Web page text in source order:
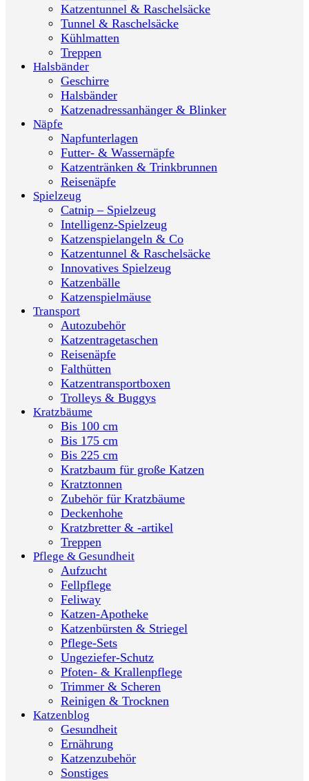
Katzentunnel & Raschelsäcke
Tunnel & Raschelsäcke
Kühlmatten
Treppen
Halsbänder
Geschirre
Halsbänder
Katzenadressanhänger & Blinker
Näpfe
Napfunterlagen
Futter- & Wassernäpfe
Katzentränken & Trinkbrunnen
Reisenäpfe
Spielzeug
Catnip – Spielzeug
Intelligenz-Spielzeug
Katzenspielangeln & Co
Katzentunnel & Raschelsäcke
Innovatives Spielzeug
Katzenbälle
Katzenspielmäuse
Transport
Autozubehör
Katzentragetaschen
Reisenäpfe
Falthütten
Katzentransportboxen
Trolleys & Buggys
Kratzbäume
Bis 100 cm
Bis 175 cm
Bis 225 cm
Kratzbaum für große Katzen
Kratztonnen
Zubehör für Kratzbäume
Deckenhohe
Kratzbretter & -artikel
Treppen
Pflege & Gesundheit
Aufzucht
Fellpflege
Feliway
Katzen-Apotheke
Katzenbürsten & Striegel
Pflege-Sets
Ungeziefer-Schutz
Pfoten- & Krallenpflege
Trimmer & Scheren
Reinigen & Trocknen
Katzenblog
Gesundheit
Ernährung
Katzenzubehör
Sonstiges